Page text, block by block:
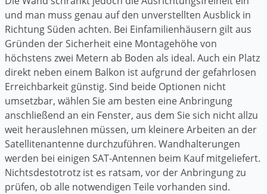
und man muss genau auf den unverstellten Ausblick in
Richtung Süden achten. Bei Einfamilienhäusern gilt aus
Gründen der Sicherheit eine Montagehöhe von
höchstens zwei Metern ab Boden als ideal. Auch ein Platz
direkt neben einem Balkon ist aufgrund der gefahrlosen
Erreichbarkeit günstig. Sind beide Optionen nicht
umsetzbar, wählen Sie am besten eine Anbringung
anschließend an ein Fenster, aus dem Sie sich nicht allzu
weit herauslehnen müssen, um kleinere Arbeiten an der
Satellitenantenne durchzuführen. Wandhalterungen
werden bei einigen SAT-Antennen beim Kauf mitgeliefert.
Nichtsdestotrotz ist es ratsam, vor der Anbringung zu
prüfen, ob alle notwendigen Teile vorhanden sind.